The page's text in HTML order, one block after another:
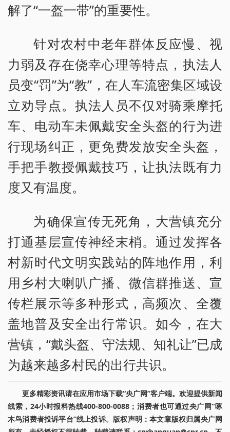
解了“一盔一带”的重要性。
针对农村中老年群体反应慢、视
力弱及存在侥幸心理等特点，执法人
员变“罚”为“教”，在人车流密集区域设
立劝导点。执法人员不仅对骑乘摩托
车、电动车未佩戴安全头盔的行为进
行现场纠正，更免费发放安全头盔，
手把手教授佩戴技巧，让执法既有力
度又有温度。
为确保宣传无死角，大营镇充分
打通基层宣传神经末梢。通过发挥各
村新时代文明实践站的阵地作用，利
用乡村大喇叭广播、微信群推送、宣
传栏展示等多种形式，高频次、全覆
盖地普及安全出行常识。如今，在大
营镇，“戴头盔、守法规、知礼让”已成
为越来越多村民的出行共识。
更多精彩资讯请在应用市场下载“央广网”客户端。欢迎提供新闻
线索，24小时报料热线400-800-0088；消费者也可通过央广网“啄
木鸟消费者投诉平台”线上投诉。版权声明：本文章版权归属央广网